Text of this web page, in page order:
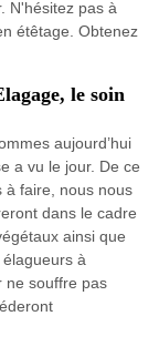
N'hésitez pas à
étêtage. Obtenez
le soin
aujourd’hui
a vu le jour. De ce
à faire, nous nous
dans le cadre
ainsi que
élagueurs à
ne souffre pas